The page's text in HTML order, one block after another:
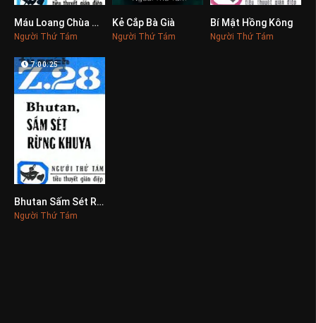
0
Máu Loang Chùa Tháp
Người Thứ Tám
Kẻ Cắp Bà Già
Người Thứ Tám
0
Bí Mật Hồng Kông
Người Thứ Tám
0
7:00:25
Bhutan Sấm Sét Rừng Khuya
Người Thứ Tám